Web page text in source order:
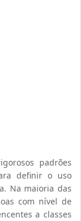
padrões
definir o uso
Na maioria das
com nível de
a classes